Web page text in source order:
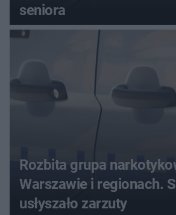
seniora
Rozbita grupa
Warszawie i regionach.
usłyszało zarzuty